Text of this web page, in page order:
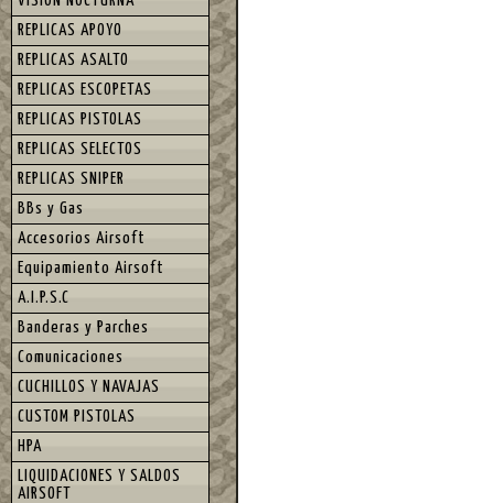
REPLICAS APOYO
REPLICAS ASALTO
REPLICAS ESCOPETAS
REPLICAS PISTOLAS
REPLICAS SELECTOS
REPLICAS SNIPER
BBs y Gas
Accesorios Airsoft
Equipamiento Airsoft
A.I.P.S.C
Banderas y Parches
Comunicaciones
CUCHILLOS Y NAVAJAS
CUSTOM PISTOLAS
HPA
LIQUIDACIONES Y SALDOS
AIRSOFT